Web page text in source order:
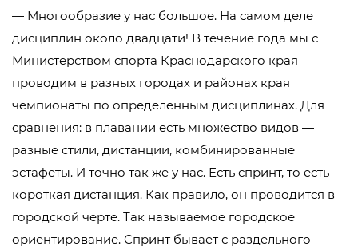
— Многообразие у нас большое. На самом деле
дисциплин около двадцати! В течение года мы с
Министерством спорта Краснодарского края
проводим в разных городах и районах края
чемпионаты по определенным дисциплинах. Для
сравнения: в плавании есть множество видов —
разные стили, дистанции, комбинированные
эстафеты. И точно так же у нас. Есть спринт, то есть
короткая дистанция. Как правило, он проводится в
городской черте. Так называемое городское
ориентирование. Спринт бывает с раздельного